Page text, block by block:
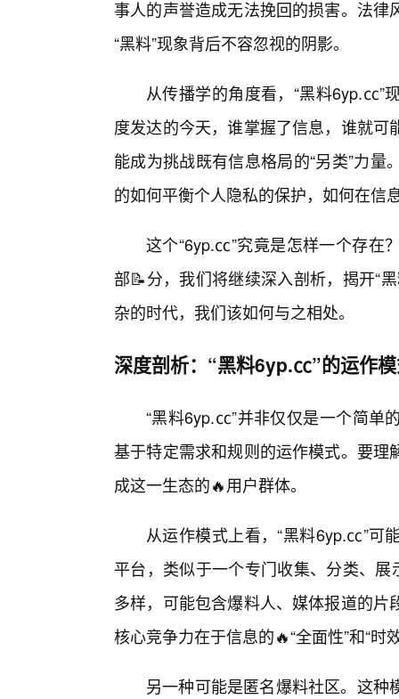
事人的声誉造成无法挽回的损害。法
“黑料”现象背后不容忽视的阴影。
从传播学的角度看，“黑料6yp.㏄
度发达的今天，谁掌握了信息，谁就
能成为挑战既有信息格局的“另类”力
的如何平衡个人隐私的保护，如何在信
这个“6yp.㏄”究竟是怎样一个存在
部📝分，我们将继续深入剖析，揭开“
杂的时代，我们该如何与之相处。
深度剖析：“黑料6yp.㏄”的运作
“黑料6yp.㏄”并非仅仅是一个简单
基于特定需求和规则的运作模式。要
成这一生态的🔥用户群体。
从运作模式上看，“黑料6yp.㏄”
平台，类似于一个专门收集、分类、
多样，可能包含爆料人、媒体报道的
核心竞争力在于信息的🔥“全面性”和“
另一种可能是匿名爆料社区。这